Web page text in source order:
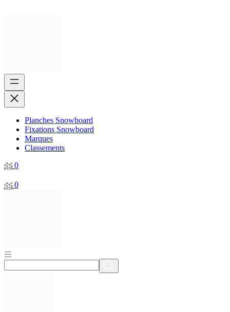
Planches Snowboard
Fixations Snowboard
Marques
Classements
0
0